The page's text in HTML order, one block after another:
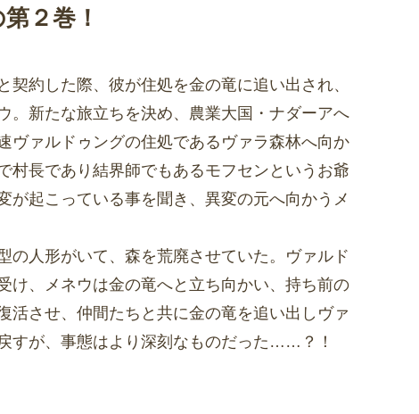
２巻！
契約した際、彼が住処を金の竜に追い出され、
。新たな旅立ちを決め、農業大国・ナダーアへ
ヴァルドゥングの住処であるヴァラ森林へ向か
村長であり結界師でもあるモフセンというお爺
が起こっている事を聞き、異変の元へ向かうメ
の人形がいて、森を荒廃させていた。ヴァルド
け、メネウは金の竜へと立ち向かい、持ち前の
活させ、仲間たちと共に金の竜を追い出しヴァ
すが、事態はより深刻なものだった……？！